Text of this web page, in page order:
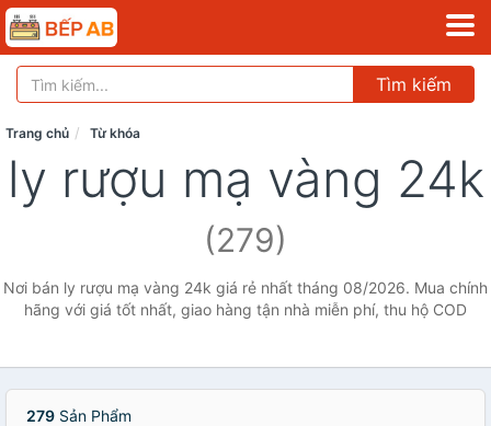
Tìm kiếm
Trang chủ Từ khóa
ly rượu mạ vàng 24k
(279)
Nơi bán ly rượu mạ vàng 24k giá rẻ nhất tháng 08/2026. Mua chính
hãng với giá tốt nhất, giao hàng tận nhà miễn phí, thu hộ COD
279 Sản Phẩm